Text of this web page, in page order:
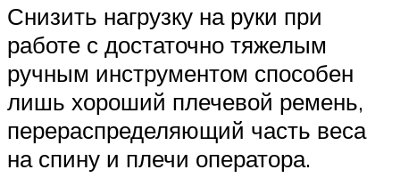
Снизить нагрузку на руки при
работе с достаточно тяжелым
ручным инструментом способен
лишь хороший плечевой ремень,
перераспределяющий часть веса
на спину и плечи оператора.